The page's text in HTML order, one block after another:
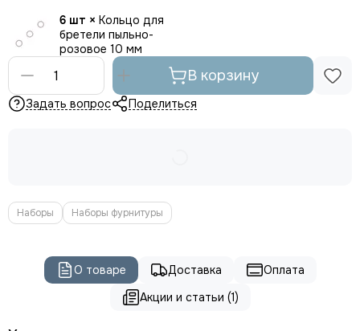
6 шт × Кольцо для
бретели пыльно-
розовое 10 мм
В корзину
Задать вопрос Поделиться
Наборы Наборы фурнитуры
О товаре Доставка
Оплата
Акции и статьи (1)